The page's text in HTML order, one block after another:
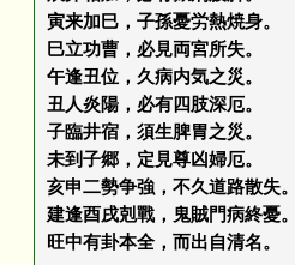
寅来加巳，子孫憂労熱焼身。
巳立功曹，必見両宮所失。
午逢丑位，久病内気之災。
丑人炎陽，必有四肢深厄。
子臨井宿，須生脾胃之災。
未到子郷，定見尊凶婦厄。
亥申二勢争強，不久道路散失。
建逢酉戌剋戰，鬼賊門病終憂。
旺中有卦本全，而出自清名。